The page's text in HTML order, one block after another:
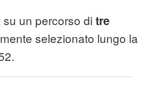
un percorso di tre
selezionato lungo la